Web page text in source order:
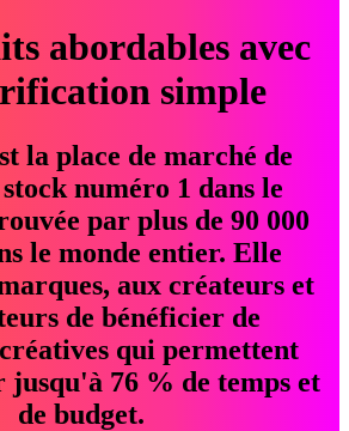
abordables avec
simple
la place de marché de
numéro 1 dans le
par plus de 90 000
le monde entier. Elle
aux créateurs et
de bénéficier de
qui permettent
jusqu'à 76 % de temps et
de budget.